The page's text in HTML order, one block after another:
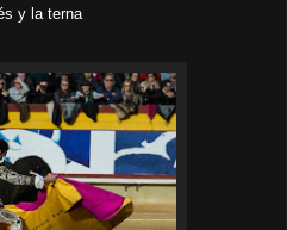
y la terna